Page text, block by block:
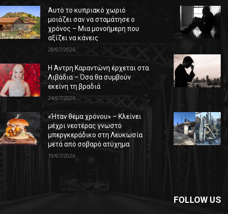
Αυτό το κυπριακό χωριό
μοιάζει σαν να σταμάτησε ο
χρόνος – Μια μονοήμερη που
αξίζει να κάνεις
28/07/2026
Η Άντρη Καραντώνη έρχεται στα
Λιβάδια – Όσα θα συμβούν
εκείνη τη βραδιά
24/07/2026
«Ήταν θέμα χρόνου» – Κλείνει
μέχρι νεοτέρας γνωστό
μπεργκεράδικο στη Λευκωσία
μετά από σοβαρό ατύχημα
19/07/2026
FOLLOW US